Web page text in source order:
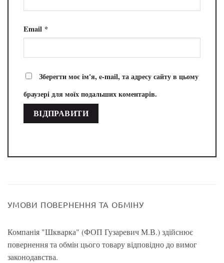
Email *
Зберегти моє ім'я, e-mail, та адресу сайту в цьому
браузері для моїх подальших коментарів.
УМОВИ ПОВЕРНЕННЯ ТА ОБМІНУ
Компанія "Шкварка" (ФОП Гузаревич М.В.) здійснює
повернення та обмін цього товару відповідно до вимог
законодавства.